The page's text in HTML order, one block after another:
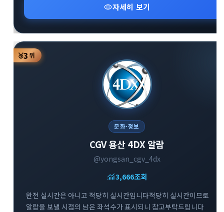
visibility자세히 보기
🥉3위
문화·정보
CGV 용산 4DX 알람
@yongsan_cgv_4dx
monitoring3,666조회
완전 실시간은 아니고 적당히 실시간입니다적당히 실시간이므로
알람을 보낼 시점의 남은 좌석수가 표시되니 참고부탁드립니다